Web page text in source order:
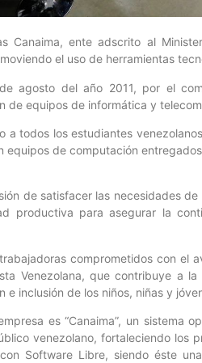
Canaima, ente adscrito al
el uso de herramientas
agosto del año 2011, por el
de equipos de informática y
a todos los estudiantes
equipos de computación
de satisfacer las necesidades
productiva para asegurar la
comprometidos con el
Venezolana, que contribuye a
e inclusión de los niños, niñas y
es “Canaima”, un sistema
venezolano, fortaleciendo los
Software Libre, siendo éste